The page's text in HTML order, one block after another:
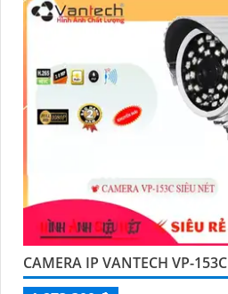
CAMERA IP VANTECH VP-153C